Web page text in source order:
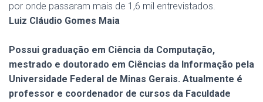
por onde passaram mais de 1,6 mil entrevistados.
Luiz Cláudio Gomes Maia
Possui graduação em Ciência da Computação,
mestrado e doutorado em Ciências da Informação pela
Universidade Federal de Minas Gerais. Atualmente é
professor e coordenador de cursos da Faculdade